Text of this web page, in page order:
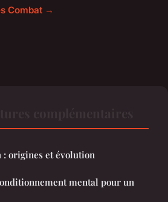
Combat →
: origines et évolution
mental pour un